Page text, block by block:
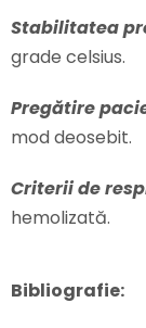
Stabilitatea
grade celsius.
Pregătire
mod deosebit.
Criterii de
hemolizată.
Bibliografie: